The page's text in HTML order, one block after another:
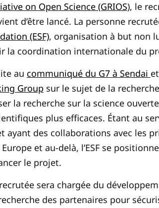
on Open Science (GRIOS), le
d’être lancé. La personne
(ESF), organisation à but non
la coordination internationale du
au communiqué du G7 à Sendai
Group sur le sujet de la
la recherche sur la science
plus efficaces. Étant au
ayant des collaborations avec les
et au-delà, l’ESF se
le projet.
sera chargée du
des partenaires pour